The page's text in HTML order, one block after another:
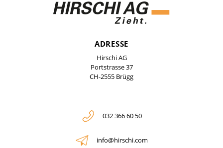
ADRESSE
Hirschi AG
Portstrasse 37
CH-2555 Brügg
032 366 60 50
info@hirschi.com